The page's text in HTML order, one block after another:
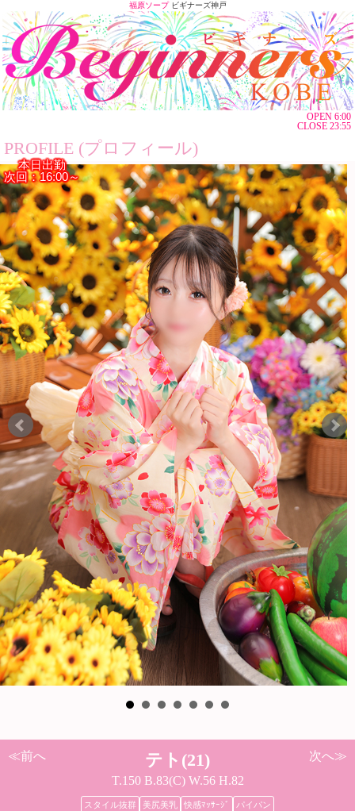
福原ソープ ビギナーズ神戸
OPEN 6:00
CLOSE 23:55
PROFILE (プロフィール)
本日出勤
次回：16:00～
次へ≫
≪前へ テト(21)
T.150 B.83(C) W.56 H.82
スタイル抜群 美尻美乳 快感ﾏｯｻｰｼﾞ パイパン